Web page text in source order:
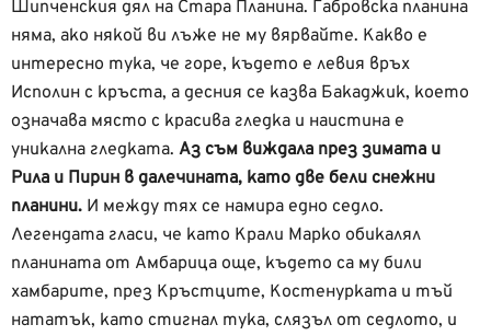
Шипченския дял на Стара Планина. Габровска планина
няма, ако някой ви лъже не му вярвайте. Какво е
интересно тука, че горе, където е левия връх
Исполин с кръста, а десния се казва Бакаджик, което
означава място с красива гледка и наистина е
уникална гледката. Аз съм виждала през зимата и
Рила и Пирин в далечината, като две бели снежни
планини. И между тях се намира едно седло.
Легендата гласи, че като Крали Марко обикалял
планината от Амбарица още, където са му били
хамбарите, през Кръстците, Костенурката и тъй
нататък, като стигнал тука, слязъл от седлото, и